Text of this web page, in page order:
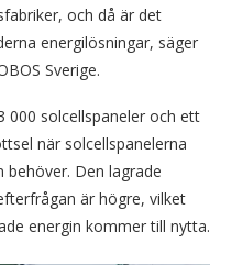
och då är det
energilösningar, säger
Sverige.
000 solcellspaneler och ett
när solcellspanelerna
behöver. Den lagrade
är högre, vilket
energin kommer till nytta.